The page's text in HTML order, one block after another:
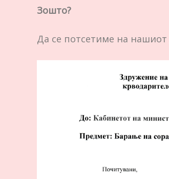
Зошто?
Да се потсетиме на нашиот